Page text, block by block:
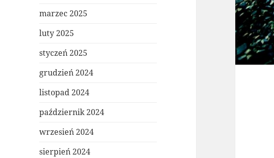
marzec 2025
luty 2025
styczeń 2025
grudzień 2024
listopad 2024
październik 2024
wrzesień 2024
sierpień 2024